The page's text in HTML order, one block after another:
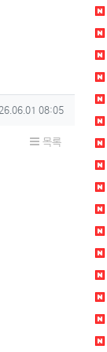
일 08:05
목록